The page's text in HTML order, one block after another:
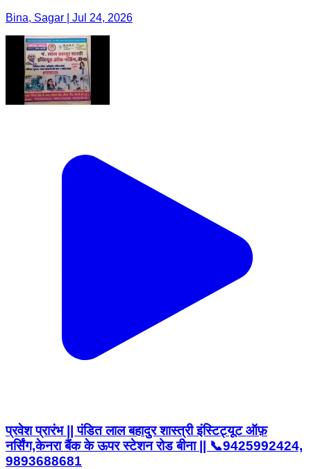
Bina, Sagar | Jul 24, 2026
प्रवेश प्रारंभ || पंडित लाल बहादुर शास्त्री इंस्टिट्यूट ऑफ़
नर्सिंग,केनरा बैंक के ऊपर स्टेशन रोड बीना || 📞9425992424,
9893688681